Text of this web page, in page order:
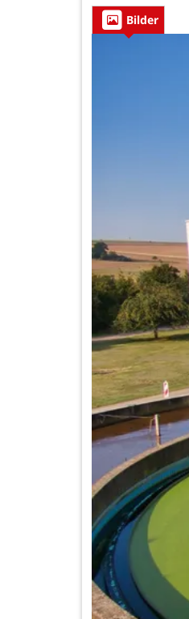
Bilder